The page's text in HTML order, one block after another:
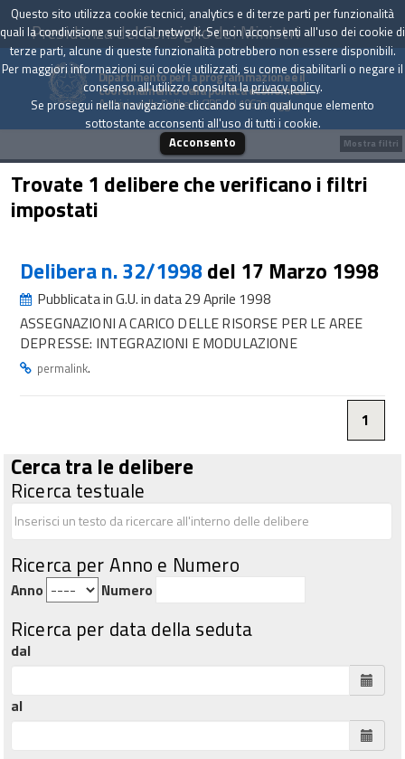
Presidenza del Consiglio dei Ministri
Dipartimento per la programmazione e il
coordinamento della politica economica
Archivio delle Delibere CIPE dal 1967 a oggi
Trovate 1 delibere che verificano i filtri
impostati
Delibera n. 32/1998del 17 Marzo 1998
Pubblicata in G.U. in data 29 Aprile 1998
ASSEGNAZIONI A CARICO DELLE RISORSE PER LE AREE
DEPRESSE: INTEGRAZIONI E MODULAZIONE
permalink.
1
Cerca tra le delibere
Ricerca testuale
Ricerca per Anno e Numero
Anno Numero
Ricerca per data della seduta
dal
al
Mostra filtri
Questo sito utilizza cookie tecnici, analytics e di terze parti per funzionalità
quali la condivisione sui social network. Se non acconsenti all'uso dei cookie di
terze parti, alcune di queste funzionalità potrebbero non essere disponibili.
Per maggiori informazioni sui cookie utilizzati, su come disabilitarli o negare il
consenso all'utilizzo consulta laprivacy policy.
Se prosegui nella navigazione cliccando su un qualunque elemento
sottostante acconsenti all'uso di tutti i cookie.
Acconsento